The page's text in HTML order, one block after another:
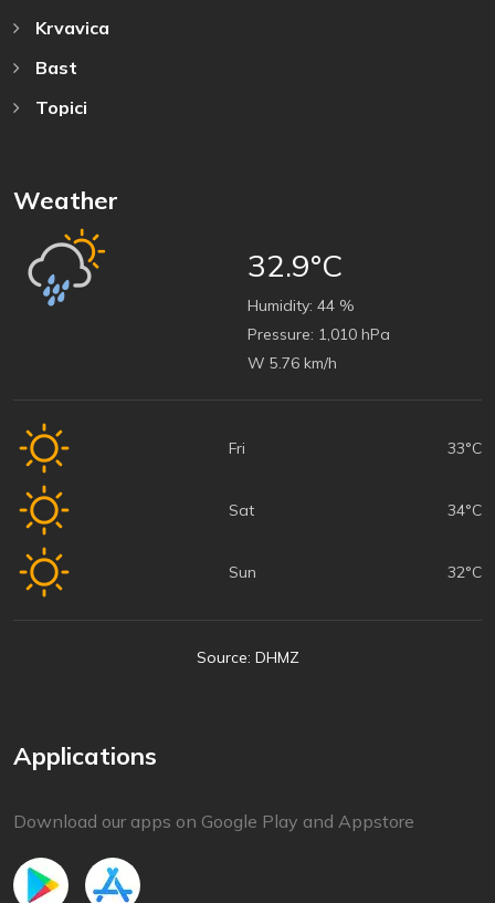
Krvavica
Bast
Topici
Weather
32.9°C
Humidity: 44 %
Pressure: 1,010 hPa
W 5.76 km/h
Fri 33°C
Sat 34°C
Sun 32°C
Source: DHMZ
Applications
Download our apps on Google Play and Appstore